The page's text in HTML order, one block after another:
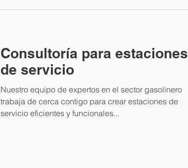
Consultoría para estaciones
de servicio
Nuestro equipo de expertos en el sector gasolinero
trabaja de cerca contigo para crear estaciones de
servicio eficientes y funcionales...